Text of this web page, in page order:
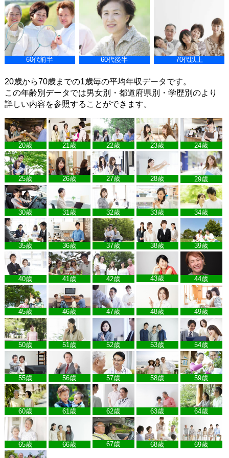
60代前半 60代後半 70代以上
20歳から70歳までの1歳毎の平均年収データです。
この年齢別データでは男女別・都道府県別・学歴別のより
詳しい内容を参照することができます。
20歳 21歳 22歳 23歳 24歳
25歳 26歳 27歳 28歳 29歳
30歳 31歳 32歳 33歳 34歳
35歳 36歳 37歳 38歳 39歳
40歳 41歳 42歳 43歳 44歳
45歳 46歳 47歳 48歳 49歳
50歳 51歳 52歳 53歳 54歳
55歳 56歳 57歳 58歳 59歳
60歳 61歳 62歳 63歳 64歳
65歳 66歳 67歳 68歳 69歳